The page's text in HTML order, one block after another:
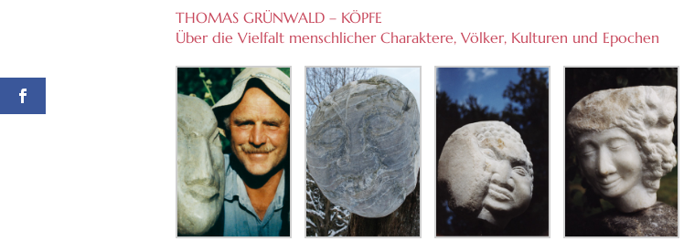
THOMAS GRÜNWALD – KÖPFE
Über die Vielfalt menschlicher Charaktere, Völker, Kulturen und Epochen